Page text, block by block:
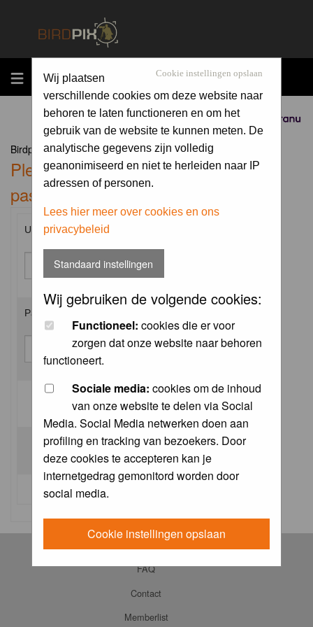
MENU
Sponsored by
Cookie instellingen opslaan
Wij plaatsen
verschillende cookies om deze website naar
behoren te laten functioneren en om het
gebruik van de website te kunnen meten. De
analytische gegevens zijn volledig
geanonimiseerd en niet te herleiden naar IP
adressen of personen.
Lees hier meer over cookies en ons
privacybeleid
Standaard instellingen
Wij gebruiken de volgende cookies:
Functioneel: cookies die er voor
zorgen dat onze website naar behoren
functioneert.
Sociale media: cookies om de inhoud
van onze website te delen via Social
Media. Social Media netwerken doen aan
profiling en tracking van bezoekers. Door
deze cookies te accepteren kan je
internetgedrag gemonitord worden door
social media.
Cookie instellingen opslaan
Birdpix.nl Forum Index
Please enter your username and
password to log in.
Username:
Password:
Log me on automatically each visit:
I forgot my password
FAQ
Contact
Memberlist